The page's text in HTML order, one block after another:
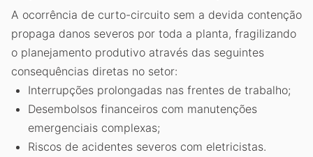
A ocorrência de curto-circuito sem a devida contenção
propaga danos severos por toda a planta, fragilizando
o planejamento produtivo através das seguintes
consequências diretas no setor:
Interrupções prolongadas nas frentes de trabalho;
Desembolsos financeiros com manutenções
emergenciais complexas;
Riscos de acidentes severos com eletricistas.